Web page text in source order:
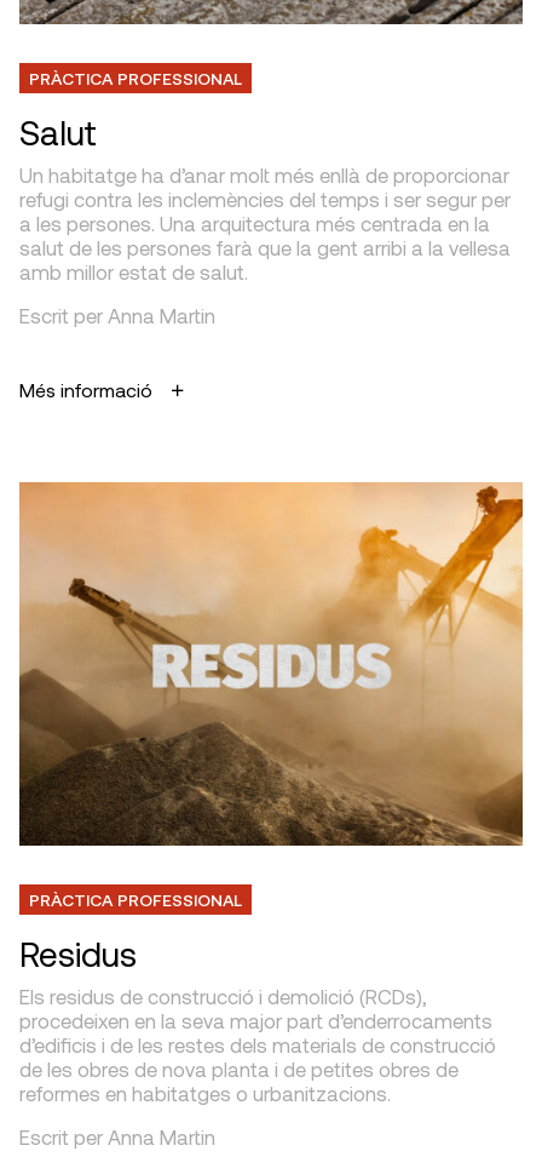
PRÀCTICA PROFESSIONAL
Salut
Un habitatge ha d’anar molt més enllà de proporcionar
refugi contra les inclemències del temps i ser segur per
a les persones. Una arquitectura més centrada en la
salut de les persones farà que la gent arribi a la vellesa
amb millor estat de salut.
Escrit per Anna Martin
Més informació
PRÀCTICA PROFESSIONAL
Residus
Els residus de construcció i demolició (RCDs),
procedeixen en la seva major part d’enderrocaments
d’edificis i de les restes dels materials de construcció
de les obres de nova planta i de petites obres de
reformes en habitatges o urbanitzacions.
Escrit per Anna Martin